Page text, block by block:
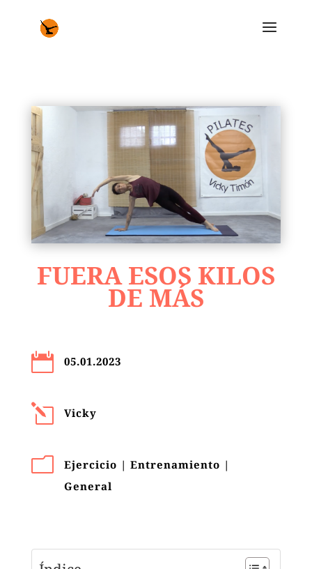
FUERA ESOS KILOS
DE MÁS
 05.01.2023
l Vicky
m Ejercicio | Entrenamiento |
General